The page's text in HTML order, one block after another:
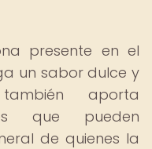
presente en el
un sabor dulce y
aporta
que pueden
de quienes la